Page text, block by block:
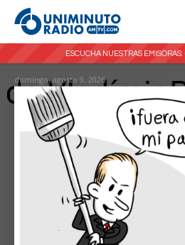
ESCUCHA NUESTRAS EMISORAS:
domingo, agosto 9, 2026